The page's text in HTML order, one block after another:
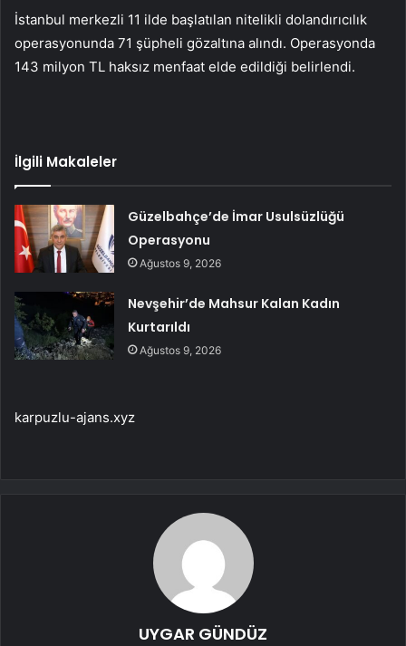
İstanbul merkezli 11 ilde başlatılan nitelikli dolandırıcılık
operasyonunda 71 şüpheli gözaltına alındı. Operasyonda
143 milyon TL haksız menfaat elde edildiği belirlendi.
İlgili Makaleler
Güzelbahçe’de İmar Usulsüzlüğü
Operasyonu
Ağustos 9, 2026
Nevşehir’de Mahsur Kalan Kadın
Kurtarıldı
Ağustos 9, 2026
karpuzlu-ajans.xyz
UYGAR GÜNDÜZ